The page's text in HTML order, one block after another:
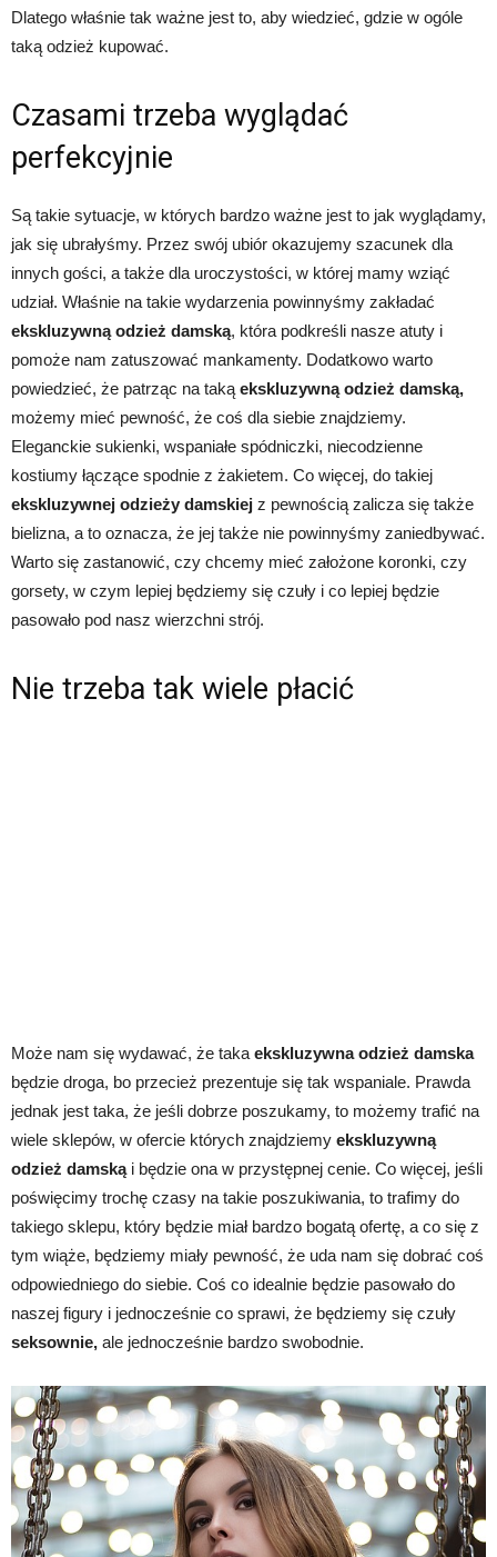
Dlatego właśnie tak ważne jest to, aby wiedzieć, gdzie w ogóle
taką odzież kupować.
Czasami trzeba wyglądać
perfekcyjnie
Są takie sytuacje, w których bardzo ważne jest to jak wyglądamy,
jak się ubrałyśmy. Przez swój ubiór okazujemy szacunek dla
innych gości, a także dla uroczystości, w której mamy wziąć
udział. Właśnie na takie wydarzenia powinnyśmy zakładać
ekskluzywną odzież damską, która podkreśli nasze atuty i
pomoże nam zatuszować mankamenty. Dodatkowo warto
powiedzieć, że patrząc na taką ekskluzywną odzież damską,
możemy mieć pewność, że coś dla siebie znajdziemy.
Eleganckie sukienki, wspaniałe spódniczki, niecodzienne
kostiumy łączące spodnie z żakietem. Co więcej, do takiej
ekskluzywnej odzieży damskiej z pewnością zalicza się także
bielizna, a to oznacza, że jej także nie powinnyśmy zaniedbywać.
Warto się zastanowić, czy chcemy mieć założone koronki, czy
gorsety, w czym lepiej będziemy się czuły i co lepiej będzie
pasowało pod nasz wierzchni strój.
Nie trzeba tak wiele płacić
Może nam się wydawać, że taka ekskluzywna odzież damska
będzie droga, bo przecież prezentuje się tak wspaniale. Prawda
jednak jest taka, że jeśli dobrze poszukamy, to możemy trafić na
wiele sklepów, w ofercie których znajdziemy ekskluzywną
odzież damskąi będzie ona w przystępnej cenie. Co więcej, jeśli
poświęcimy trochę czasy na takie poszukiwania, to trafimy do
takiego sklepu, który będzie miał bardzo bogatą ofertę, a co się z
tym wiąże, będziemy miały pewność, że uda nam się dobrać coś
odpowiedniego do siebie. Coś co idealnie będzie pasowało do
naszej figury i jednocześnie co sprawi, że będziemy się czuły
seksownie, ale jednocześnie bardzo swobodnie.